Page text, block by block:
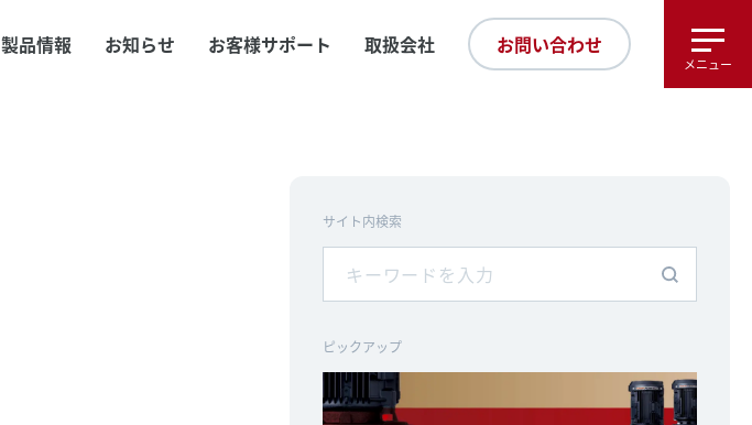
製品情報 お知らせ お客様サポート 取扱会社 お問い合わせ
メニュー
サイト内検索
ピックアップ